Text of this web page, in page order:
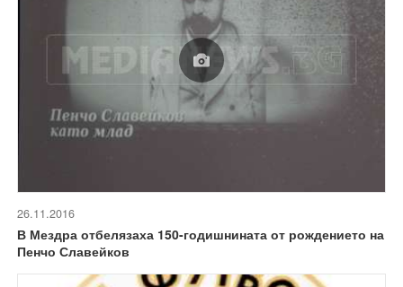
26.11.2016
В Мездра отбелязаха 150-годишнината от рождението на
Пенчо Славейков